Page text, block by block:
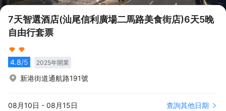
7天智選酒店(汕尾信利廣場二馬路美食街店)6天5晚
自由行套票
4.8/5 2025年開業
新港街道通航路191號
08月10日 - 08月15日 查詢其他日期